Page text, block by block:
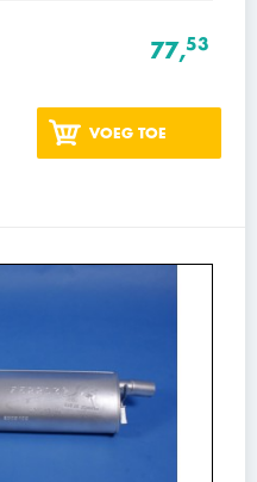
77,53
VOEG TOE